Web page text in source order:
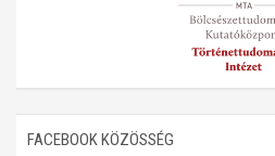
FACEBOOK KÖZÖSSÉG